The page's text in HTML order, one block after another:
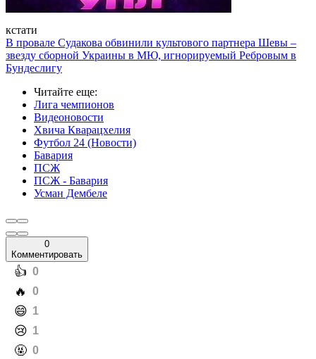
кстати
В провале Судакова обвинили культового партнера Шевы –
звезду сборной Украины в МЮ, игнорируемый Ребровым в
Бундеслигу
Читайте еще:
Лига чемпионов
Видеоновости
Хвича Кварацхелия
Футбол 24 (Новости)
Бавария
ПСЖ
ПСЖ - Бавария
Усман Дембеле
0
Комментировать
️👍 0
️🔥 0
️😄 1
️😢 1
️🤬 0